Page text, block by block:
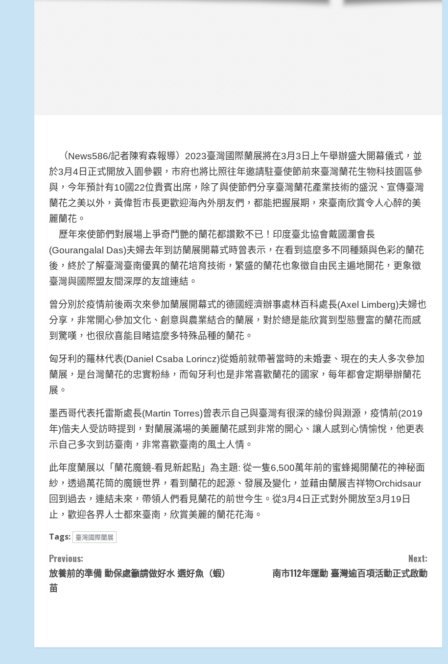
（News586/記者陳宥森報導）2023臺灣國際蘭展將在3月3日上午舉辦盛大開幕儀式，並
於3月4日正式開放入園參觀，市府也將比照往年邀請駐臺使節前來臺灣蘭花生物科技園區參
與，今年預計有10國22位貴賓出席，除了與使節們分享臺灣蘭花產業技術的盛況、宣傳臺灣
蘭花之美以外，黃偉哲市長更歡迎海內外朋友們，都能把握展期，來臺南欣賞令人心醉的美
麗蘭花。
歷年來使節們對展場上爭奇鬥艷的蘭花都讚歎不已！印度臺北協會戴國瀾會長
(Gourangalal Das)夫婦去年到訪蘭展開幕式時曾表示，在看到這麼多不同種類與色彩的蘭花
後，終於了解臺灣臺南優異的蘭花培育技術，繁盛的蘭花也象徵自由民主遍地開花，更象徵
臺灣與國際盟友間深厚的友誼連結。
曾分別於疫情前後兩次來參加蘭展開幕式的德國經濟辦事處林百科處長(Axel Limberg)夫婦也
分享，非常開心參加文化、創意與農業結合的蘭展，對於總是能欣賞到型態豐富的蘭花而感
到驚嘆，也很欣喜能目睹這麼多特殊品種的蘭花。
匈牙利的羅林代表(Daniel Csaba Lorincz)從婚前就帶著當時的未婚妻、現在的夫人多次參加
蘭展，是台灣蘭花的忠實粉絲，而匈牙利也是非常喜歡蘭花的國家，每年都會定期舉辦蘭花
展。
墨西哥代表托雷斯處長(Martin Torres)曾表示自己與臺灣有很深的緣份與淵源，疫情前(2019
年)偕夫人受訪時提到，對蘭展滿場的美麗蘭花感到非常的開心、讓人感到心情愉悅，他更表
示自己多次到訪臺南，非常喜歡臺南的風土人情。
此年度蘭展以「蘭花魔鏡-看見新起點」為主題: 從一隻6,500萬年前的蜜蜂揭開蘭花的神秘面
紗，透過萬花筒的魔鏡世界，看到蘭花的起源、發展及變化，並藉由蘭展吉祥物Orchidsaur
回到過去，連結未來，帶領人們看見蘭花的前世今生。從3月4日正式對外開放至3月19日
止，歡迎各界人士都來臺南，欣賞美麗的蘭花花海。
Tags: 臺灣國際蘭展
Continue
Reading
Previous:
放養前的準備 動保處籲請做好水 選好魚（蝦）
苗
Next:
南市112年運動 臺灣逾百項活動正式啟動